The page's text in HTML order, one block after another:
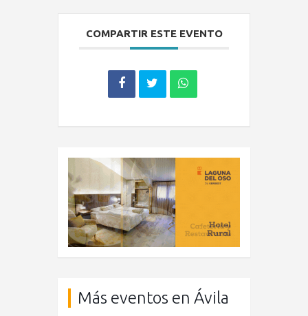
COMPARTIR ESTE EVENTO
Más eventos en Ávila